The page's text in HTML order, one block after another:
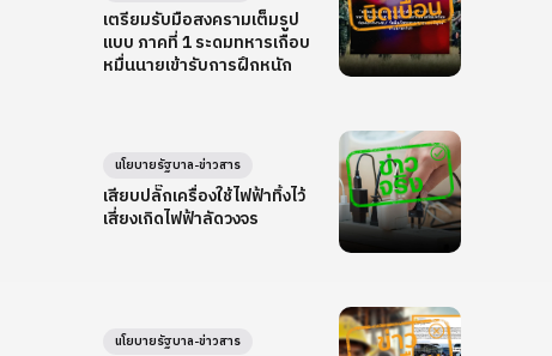
เตรียมรับมือสงครามเต็มรูป
แบบ ภาคที่ 1 ระดมทหารเกือบ
หมื่นนายเข้ารับการฝึกหนัก
เสียบปลั๊กเครื่องใช้ไฟฟ้าทิ้งไว้
เสี่ยงเกิดไฟฟ้าลัดวงจร
นโยบายรัฐบาล-ข่าวสาร
นโยบายรัฐบาล-ข่าวสาร